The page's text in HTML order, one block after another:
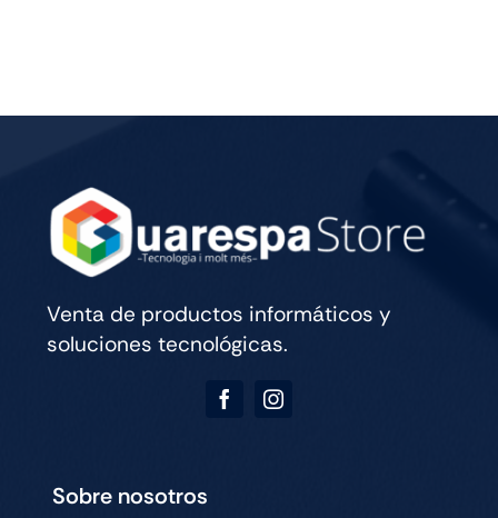
CELL
Venta de productos informáticos y
soluciones tecnológicas.
Sobre nosotros